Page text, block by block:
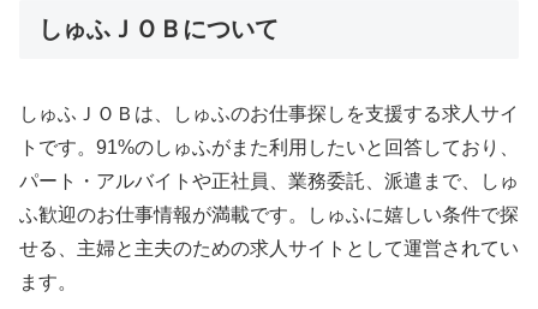
しゅふＪＯＢについて
しゅふＪＯＢは、しゅふのお仕事探しを支援する求人サイ
トです。91%のしゅふがまた利用したいと回答しており、
パート・アルバイトや正社員、業務委託、派遣まで、しゅ
ふ歓迎のお仕事情報が満載です。しゅふに嬉しい条件で探
せる、主婦と主夫のための求人サイトとして運営されてい
ます。